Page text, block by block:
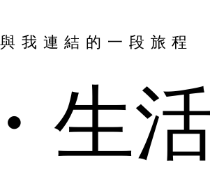
我連結的一段旅程
生